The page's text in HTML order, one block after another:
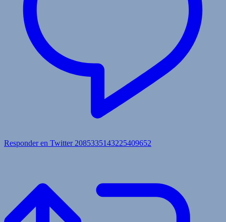
Responder en Twitter 2085335143225409652